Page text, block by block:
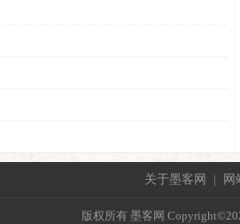
关于墨客网 | 网
版权所有 墨客网